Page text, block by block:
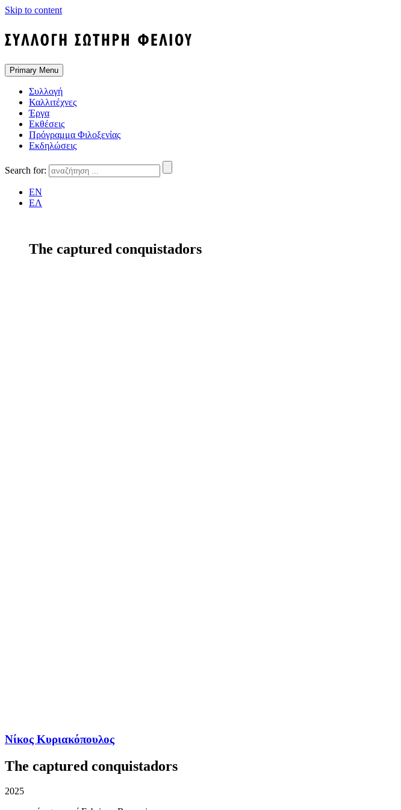
Skip to content
Primary Menu
Συλλογή
Καλλιτέχνες
Έργα
Εκθέσεις
Πρόγραμμα Φιλοξενίας
Εκδηλώσεις
Search for:
EN
ΕΛ
The captured conquistadors
Νίκος Κυριακόπουλος
The captured conquistadors
2025